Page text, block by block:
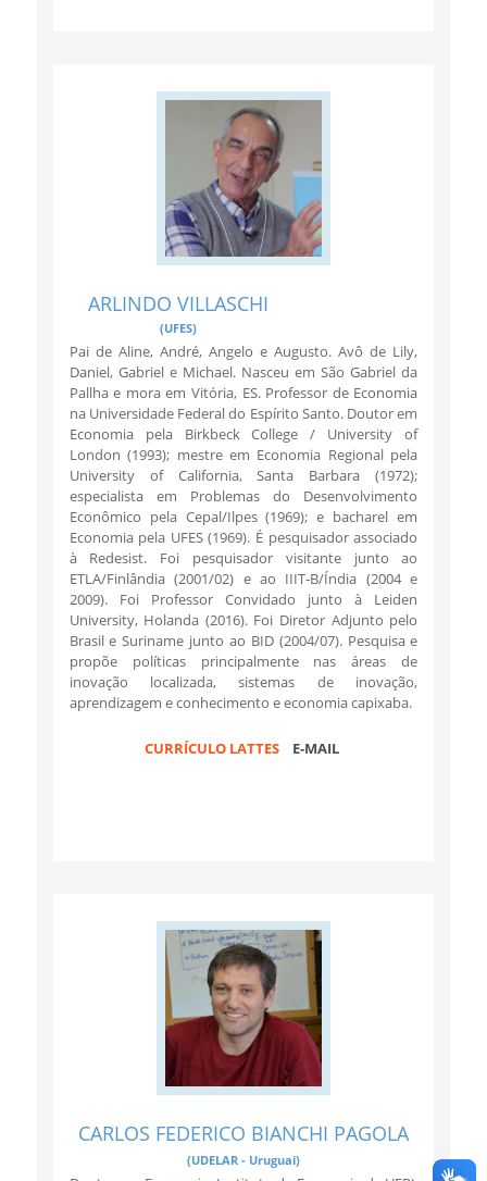
ARLINDO VILLASCHI
(UFES)
Pai de Aline, André, Angelo e Augusto. Avô de Lily,
Daniel, Gabriel e Michael. Nasceu em São Gabriel da
Pallha e mora em Vitória, ES. Professor de Economia
na Universidade Federal do Espírito Santo. Doutor em
Economia pela Birkbeck College / University of
London (1993); mestre em Economia Regional pela
University of California, Santa Barbara (1972);
especialista em Problemas do Desenvolvimento
Econômico pela Cepal/Ilpes (1969); e bacharel em
Economia pela UFES (1969). É pesquisador associado
à Redesist. Foi pesquisador visitante junto ao
ETLA/Finlândia (2001/02) e ao IIIT-B/Índia (2004 e
2009). Foi Professor Convidado junto à Leiden
University, Holanda (2016). Foi Diretor Adjunto pelo
Brasil e Suriname junto ao BID (2004/07). Pesquisa e
propõe políticas principalmente nas áreas de
inovação localizada, sistemas de inovação,
aprendizagem e conhecimento e economia capixaba.
CURRÍCULO LATTESE-MAIL
CARLOS FEDERICO BIANCHI PAGOLA
(UDELAR - Uruguai)